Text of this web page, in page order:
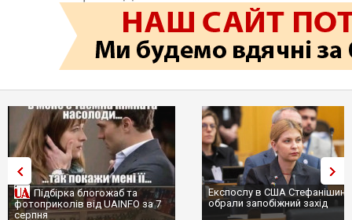
Підбірка блогожаб та
фотоприколів від UAINFO за 7
серпня
Експослу в США
обрали запобіжний захід